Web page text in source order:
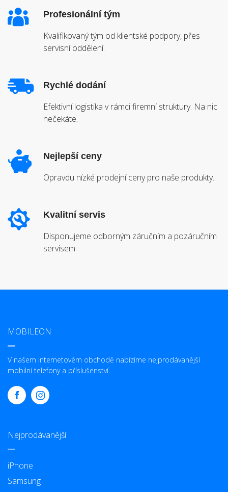
Profesionální tým
Kvalifikovaný tým od klientské podpory, přes
servisní oddělení.
Rychlé dodání
Efektivní logistika v rámci firemní struktury. Na nic
nečekáte.
Nejlepší ceny
Opravdu nízké prodejní ceny pro naše produkty.
Kvalitní servis
Disponujeme odborným záručním a pozáručním
servisem.
MOBILEON
V našem internetovém obchodě nabízíme nejprodávanější
mobilní telefony a příslušenství.
Nejprodávanější
iPhone
Samsung